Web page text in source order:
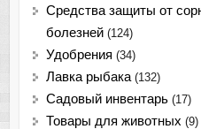
Средства защиты от
болезней (124)
Удобрения (34)
Лавка рыбака (132)
Садовый инвентарь (17)
Товары для животных (9)